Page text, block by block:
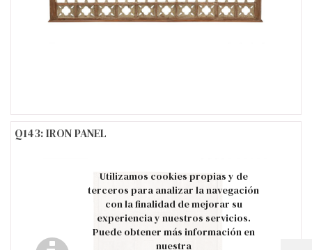
Q143: IRON PANEL
Utilizamos cookies propias y de
terceros para analizar la navegación
con la finalidad de mejorar su
experiencia y nuestros servicios.
Puede obtener más información en
nuestra